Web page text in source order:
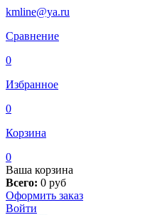
kmline@ya.ru
Сравнение
0
Избранное
0
Корзина
0
Ваша корзина
Всего: 0 руб
Оформить заказ
Войти